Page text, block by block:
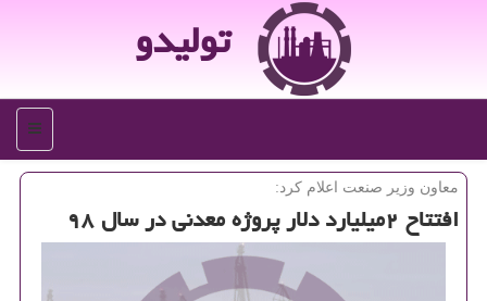
تولیدو
منو
معاون وزیر صنعت اعلام كرد:
افتتاح ۲میلیارد دلار پروژه معدنی در سال ۹۸